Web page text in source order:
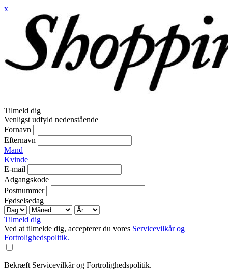
x
Tilmeld dig
Venligst udfyld nedenstående
Fornavn
Efternavn
Mand
Kvinde
E-mail
Adgangskode
Postnummer
Fødselsedag
Tilmeld dig
Ved at tilmelde dig, accepterer du vores Servicevilkår og
Fortrolighedspolitik.
Bekræft Servicevilkår og Fortrolighedspolitik.